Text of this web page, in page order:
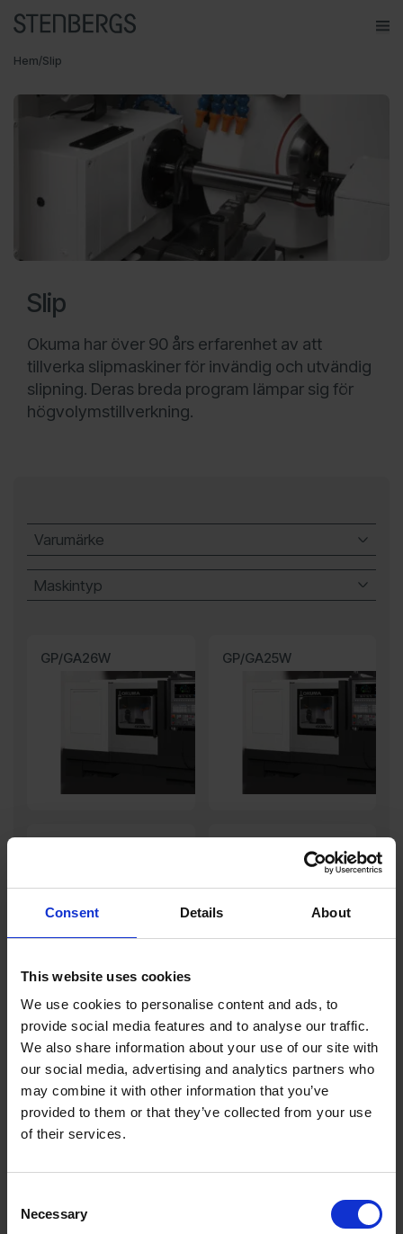
Consent Details About
This website uses cookies
We use cookies to personalise content and ads, to
provide social media features and to analyse our traffic.
We also share information about your use of our site with
our social media, advertising and analytics partners who
may combine it with other information that you’ve
provided to them or that they’ve collected from your use
of their services.
Selection
Necessary
Meny
Varumärken
Maskiner
Om Stenbergs
Utbildning
Karriär
Insikter
Hem/Slip
Slip
Okuma har över 90 års erfarenhet av att
tillverka slipmaskiner för invändig och utvändig
slipning. Deras breda program lämpar sig för
högvolymstillverkning.
Varumärke
Okuma
Maskintyp
Ytterslip
GP/GA26W GP/GA25W
GP/GA-47FII GP/GA-44FII
GP/GA-36FII